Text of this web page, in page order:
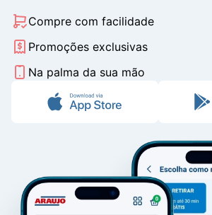
Compre com facilidade
Promoções exclusivas
Na palma da sua mão